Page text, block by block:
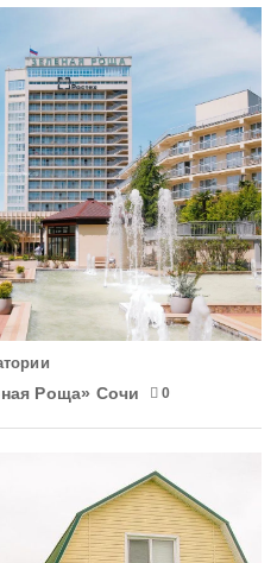
Роща» Сочи 0